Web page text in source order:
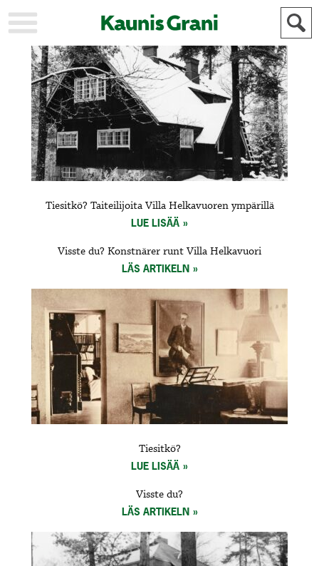
KAUPUNKI
STADEN
AJANKOHTAISTA
AKTUELLT
URHEILU
IDROTT
KULTTUURI
KULTUR
HISTORIA
HISTORIA
YLEINEN
ALLMÄN
MAINOSTAJILLE
FÖR
ANNONSÖRER
Tiesitkö? Taiteilijoita Villa Helkavuoren ympärillä
LUE LISÄÄ
Visste du? Konstnärer runt Villa Helkavuori
LÄS ARTIKELN
Tiesitkö?
LUE LISÄÄ
Visste du?
LÄS ARTIKELN